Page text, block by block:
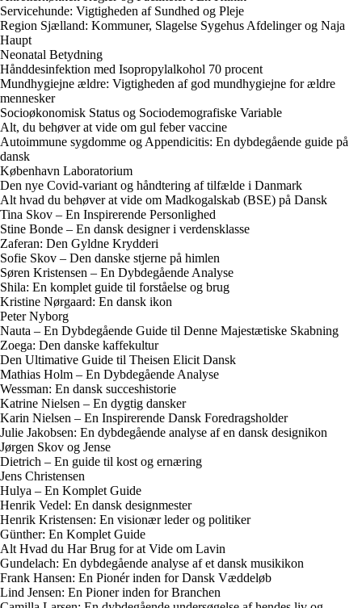
Servicehunde: Vigtigheden af Sundhed og Pleje
Region Sjælland: Kommuner, Slagelse Sygehus Afdelinger og Naja
Haupt
Neonatal Betydning
Hånddesinfektion med Isopropylalkohol 70 procent
Mundhygiejne ældre: Vigtigheden af god mundhygiejne for ældre
mennesker
Socioøkonomisk Status og Sociodemografiske Variable
Alt, du behøver at vide om gul feber vaccine
Autoimmune sygdomme og Appendicitis: En dybdegående guide på
dansk
København Laboratorium
Den nye Covid-variant og håndtering af tilfælde i Danmark
Alt hvad du behøver at vide om Madkogalskab (BSE) på Dansk
Tina Skov – En Inspirerende Personlighed
Stine Bonde – En dansk designer i verdensklasse
Zaferan: Den Gyldne Krydderi
Sofie Skov – Den danske stjerne på himlen
Søren Kristensen – En Dybdegående Analyse
Shila: En komplet guide til forståelse og brug
Kristine Nørgaard: En dansk ikon
Peter Nyborg
Nauta – En Dybdegående Guide til Denne Majestætiske Skabning
Zoega: Den danske kaffekultur
Den Ultimative Guide til Theisen Elicit Dansk
Mathias Holm – En Dybdegående Analyse
Wessman: En dansk succeshistorie
Katrine Nielsen – En dygtig dansker
Karin Nielsen – En Inspirerende Dansk Foredragsholder
Julie Jakobsen: En dybdegående analyse af en dansk designikon
Jørgen Skov og Jense
Dietrich – En guide til kost og ernæring
Jens Christensen
Hulya – En Komplet Guide
Henrik Vedel: En dansk designmester
Henrik Kristensen: En visionær leder og politiker
Günther: En Komplet Guide
Alt Hvad du Har Brug for at Vide om Lavin
Gundelach: En dybdegående analyse af et dansk musikikon
Frank Hansen: En Pionér inden for Dansk Væddeløb
Lind Jensen: En Pioner inden for Branchen